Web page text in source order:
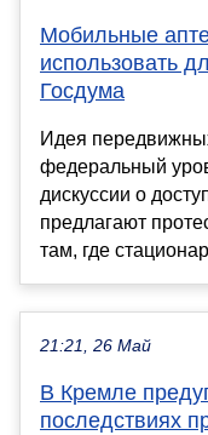
Мобильные
использовать
Госдума
Идея
федеральный
дискуссии о
предлагают
там, где
21:21, 26 Май
В Кремле
последствиях